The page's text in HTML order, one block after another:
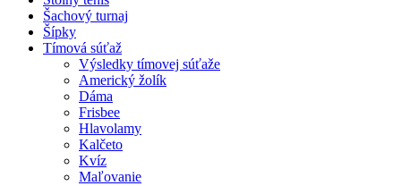
Šachový turnaj
Šípky
Tímová súťaž
Výsledky tímovej súťaže
Americký žolík
Dáma
Frisbee
Hlavolamy
Kalčeto
Kvíz
Maľovanie